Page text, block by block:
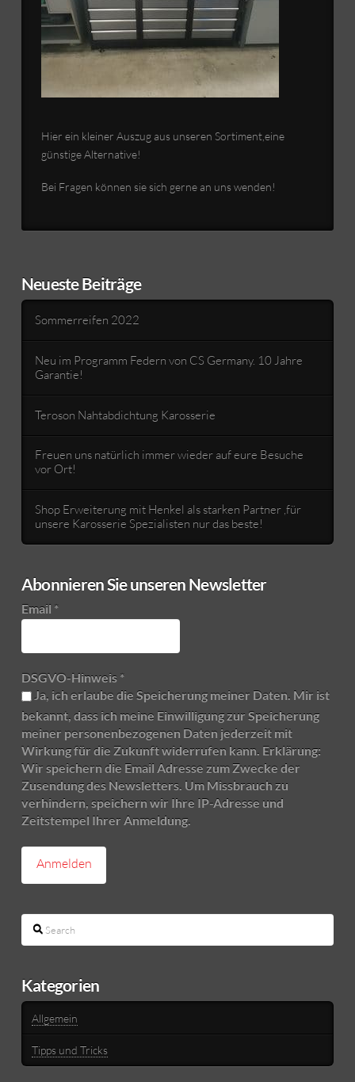
Hier ein kleiner Auszug aus unseren Sortiment,eine
günstige Alternative!
Bei Fragen können sie sich gerne an uns wenden!
Neueste Beiträge
Sommerreifen 2022
Neu im Programm Federn von CS Germany. 10 Jahre
Garantie!
Teroson Nahtabdichtung Karosserie
Freuen uns natürlich immer wieder auf eure Besuche
vor Ort!
Shop Erweiterung mit Henkel als starken Partner ,für
unsere Karosserie Spezialisten nur das beste!
Abonnieren Sie unseren Newsletter
Email *
DSGVO-Hinweis*
Ja, ich erlaube die Speicherung meiner Daten. Mir ist
bekannt, dass ich meine Einwilligung zur Speicherung
meiner personenbezogenen Daten jederzeit mit
Wirkung für die Zukunft widerrufen kann. Erklärung:
Wir speichern die Email Adresse zum Zwecke der
Zusendung des Newsletters. Um Missbrauch zu
verhindern, speichern wir Ihre IP-Adresse und
Zeitstempel Ihrer Anmeldung.
Search
Kategorien
Allgemein
Tipps und Tricks